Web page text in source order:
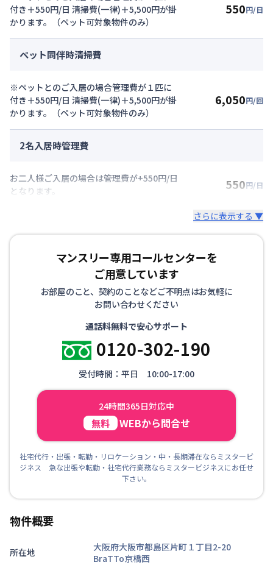
付き＋550円/日 清掃費(一律)＋5,500円が掛
かります。（ペット可対象物件のみ）
550円/日
ペット同伴時清掃費
※ペットとのご入居の場合管理費が１匹に
付き＋550円/日 清掃費(一律)＋5,500円が掛
かります。（ペット可対象物件のみ）
6,050円/回
2名入居時管理費
お二人様ご入居の場合は管理費が+550円/日
となります。
550円/日
さらに表示する ▼
マンスリー専用コールセンターを
ご用意しています
お部屋のこと、契約のことなどご不明点はお気軽に
お問い合わせください
通話料無料で安心サポート
0120-302-190
受付時間：平日 10:00-17:00
24時間365日対応中
無料 WEBから問合せ
社宅代行・出張・転勤・リロケーション・中・長期滞在ならミスタービ
ジネス 急な出張や転勤・社宅代行業務ならミスタービジネスにお任せ
下さい。
物件概要
所在地
大阪府大阪市都島区片町１丁目2-20
BraTTo京橋西